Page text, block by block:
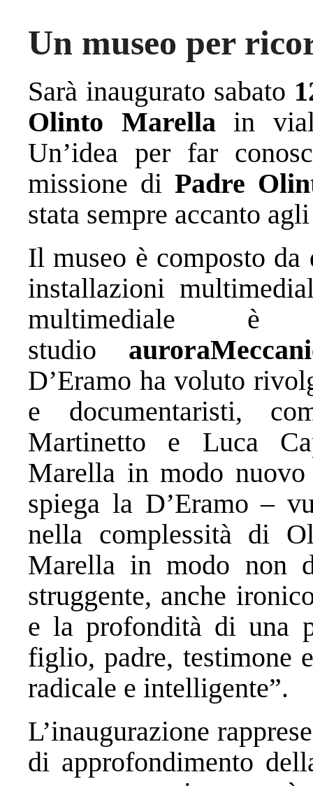
Un museo per
Sarà inaugurato sabato
Olinto Marella in
Un’idea per far
missione diPadre
stata sempre accanto
Il museo è composto
installazioni
multimediale
studio
D’Eramo ha voluto
e documentaristi,
Martinetto e Luca
Marella in modo nuovo
spiega la D’Eramo –
nella complessità di
Marella in modo non
struggente, anche
e la profondità di una
figlio, padre, testimone
radicale e intelligente”.
L’inaugurazione
di approfondimento